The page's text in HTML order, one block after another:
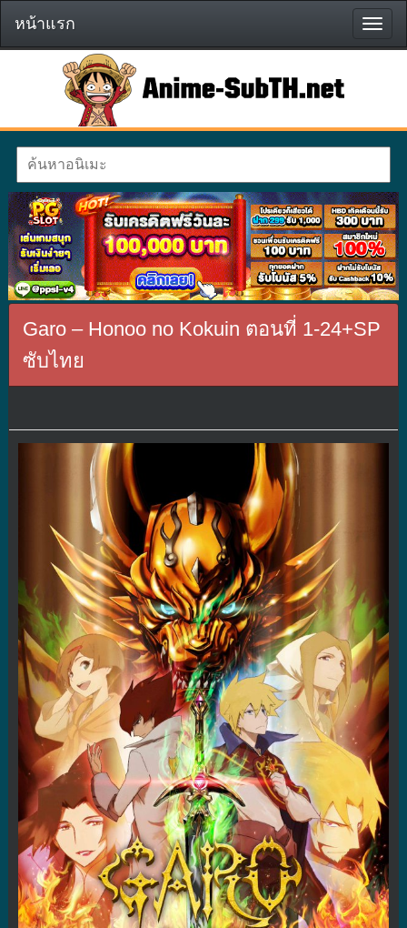
หน้า
แรก
หน้าแรก
Garo – Honoo no Kokuin ตอนที่ 1-24+SP
ซับไทย